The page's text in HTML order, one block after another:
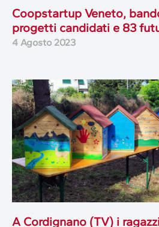
Coopstartup Veneto,
progetti candidati e 83
4 Agosto 2023
A Cordignano (TV) i